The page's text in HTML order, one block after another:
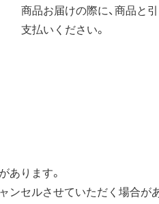
商品お届けの際に、商品と
支払いください。
あります。
セルさせていただく場合が